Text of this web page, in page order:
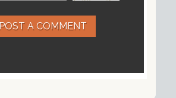
POST A COMMENT